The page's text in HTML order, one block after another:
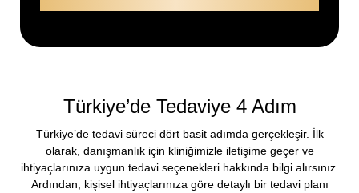
Türkiye’de Tedaviye 4 Adım
Türkiye’de tedavi süreci dört basit adımda gerçekleşir. İlk
olarak, danışmanlık için kliniğimizle iletişime geçer ve
ihtiyaçlarınıza uygun tedavi seçenekleri hakkında bilgi alırsınız.
Ardından, kişisel ihtiyaçlarınıza göre detaylı bir tedavi planı